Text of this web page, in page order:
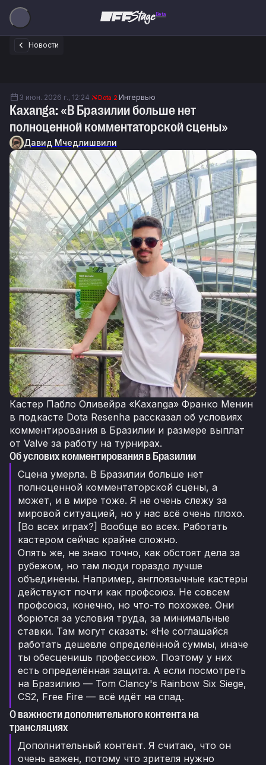
Beta
Новости
3 июн. 2026 г., 12:24 Dota 2 Интервью
Kaxanga: «В Бразилии больше нет
полноценной комментаторской сцены»
Давид Мчедлишвили
Кастер Пабло Оливейра «Kaxanga» Франко Менин
в подкасте Dota Resenha рассказал об условиях
комментирования в Бразилии и размере выплат
от Valve за работу на турнирах.
Об услових комментирования в Бразилии
Сцена умерла. В Бразилии больше нет
полноценной комментаторской сцены, а
может, и в мире тоже. Я не очень слежу за
мировой ситуацией, но у нас всё очень плохо.
[Во всех играх?] Вообще во всех. Работать
кастером сейчас крайне сложно.
Опять же, не знаю точно, как обстоят дела за
рубежом, но там люди гораздо лучше
объединены. Например, англоязычные кастеры
действуют почти как профсоюз. Не совсем
профсоюз, конечно, но что-то похожее. Они
борются за условия труда, за минимальные
ставки. Там могут сказать: «Не соглашайся
работать дешевле определённой суммы, иначе
ты обесценишь профессию». Поэтому у них
есть определённая защита. А если посмотреть
на Бразилию — Tom Clancy's Rainbow Six Siege,
CS2, Free Fire — всё идёт на спад.
О важности дополнительного контента на
трансляциях
Дополнительный контент. Я считаю, что он
очень важен, потому что зрителя нужно